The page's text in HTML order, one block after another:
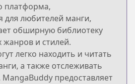
платформа,
для любителей манги,
обширную библиотеку
и стилей.
легко находить и читать
а также отслеживать
MangaBuddy предоставляет